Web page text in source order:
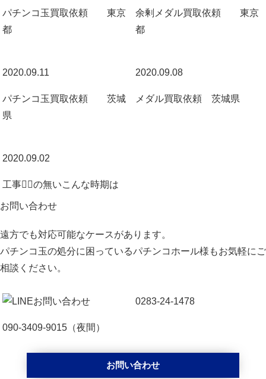
パチンコ玉買取依頼 東京
都
余剰メダル買取依頼 東京
都
2020.09.11
パチンコ玉買取依頼 茨城
県
2020.09.08
メダル買取依頼 茨城県
2020.09.02
工事👷‍♂️の無いこんな時期は
お問い合わせ
遠方でも対応可能なケースがあります。
パチンコ玉の処分に困っているパチンコホール様もお気軽にご
相談ください。
0283-24-1478
090-3409-9015 （夜間）
お問い合わせ